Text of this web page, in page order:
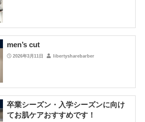
men’s cut
2026年3月11日 libertysharebarber
卒業シーズン・入学シーズンに向け
てお肌ケアおすすめです！